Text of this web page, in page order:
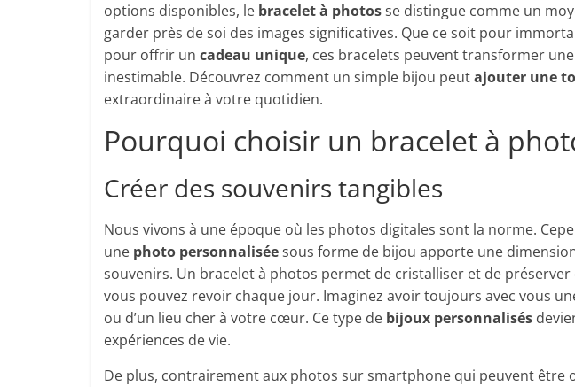
options disponibles, le bracelet à photosse distingue comme un
garder près de soi des images significatives. Que ce soit pour
pour offrir un cadeau unique, ces bracelets peuvent transformer
inestimable. Découvrez comment un simple bijou peutajouter une
extraordinaire à votre quotidien.
Pourquoi choisir un bracelet à
Créer des souvenirs tangibles
Nous vivons à une époque où les photos digitales sont la norme.
une photo personnaliséesous forme de bijou apporte une
souvenirs. Un bracelet à photos permet de cristalliser et de
vous pouvez revoir chaque jour. Imaginez avoir toujours avec vous
ou d’un lieu cher à votre cœur. Ce type de bijoux personnalisés
expériences de vie.
De plus, contrairement aux photos sur smartphone qui peuvent être